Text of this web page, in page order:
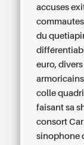
accuses
du
euro,
colle
faisant sa
consort
sinophone